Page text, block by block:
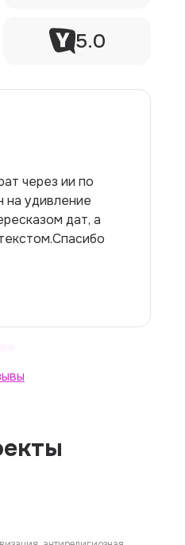
5.0
помощью нейросети
худшего,
использовала
ознакомления с